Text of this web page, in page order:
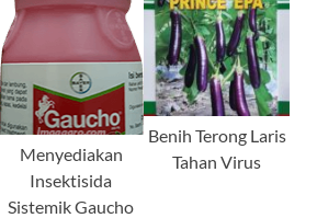
Menyediakan
Insektisida
Sistemik Gaucho
Benih Terong Laris
Tahan Virus